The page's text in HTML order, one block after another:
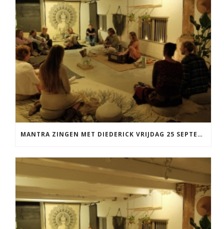
MANTRA ZINGEN MET DIEDERICK VRIJDAG 25 SEPTEMBER EN 20 NOVEMBER